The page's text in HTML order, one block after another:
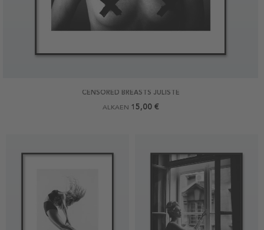
CENSORED BREASTS JULISTE
ALKAEN 15,00 €